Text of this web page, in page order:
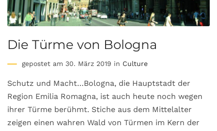
Die Türme von Bologna
gepostet am 30. März 2019 in Culture
Schutz und Macht…Bologna, die Hauptstadt der
Region Emilia Romagna, ist auch heute noch wegen
ihrer Türme berühmt. Stiche aus dem Mittelalter
zeigen einen wahren Wald von Türmen im Kern der